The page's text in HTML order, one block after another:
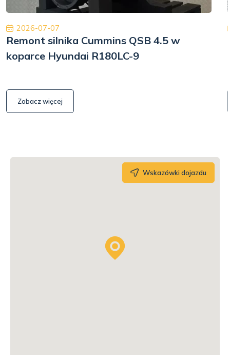
2026-07-07
Remont silnika Cummins QSB 4.5 w
koparce Hyundai R180LC-9
Zobacz więcej
Wskazówki dojazdu